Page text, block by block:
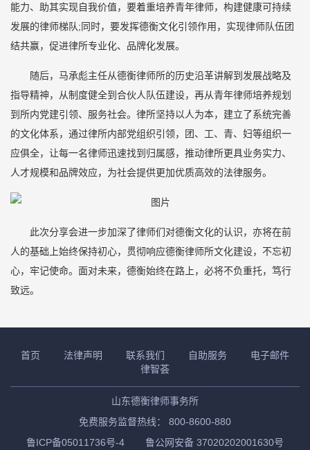
能力、助其实现自我价值，要着重培养青年律师，构建健康可持续
发展的律师梯队;同时，要发挥德衡文化引领作用，实现律师队伍团
结共赢，促进律所专业化、品牌化发展。
随后，马承彪主任从德衡律师所的历史沿革讲解到发展战略及
指导精神，从制度健全到合伙人队伍建设，再从青年律师培养规划
到所内党建引领、服务社会。律所坚持以人为本，建立了系统完善
的文化体系，通过律所内部党组织引领，团、工、青、妇等组织一
应俱全，让每一名律师迅速找到归属感，推动律所更具业务实力、
人才规模和品牌效应，为社会提供更加优质高效的法律服务。
此次分享会进一步加深了律师们对德衡文化的认识，亦将在前
人的基础上始终保持初心，贯彻响应德衡律师所文化建设，不忘初
心，牢记使命。面对未来，德衡始终在路上，必将不负重托，笃行
致远。
首页 法律声明 联系我们 自助服务
电子邮件
律智荟
山东德衡律师事务所
免费服务监督热线： 800-8600-880
鲁ICP备05011736号-4
鲁公网安备 37020202001630号